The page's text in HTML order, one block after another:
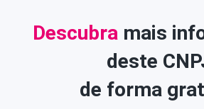
Descubramais
deste
de forma